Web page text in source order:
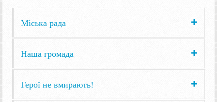
Міська рада
Наша громада
Герої не вмирають!